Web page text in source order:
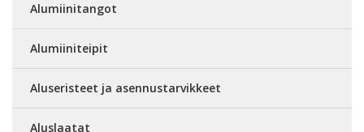
Alumiinitangot
Alumiiniteipit
Aluseristeet ja asennustarvikkeet
Aluslaatat